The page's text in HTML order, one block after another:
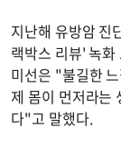
지난해 유방암 진
랙박스 리뷰' 녹
미선은 "불길한
제 몸이 먼저라는
다"고 말했다.